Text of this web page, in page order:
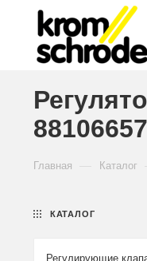
88106657
Главная Каталог
КАТАЛОГ
Регулирующие